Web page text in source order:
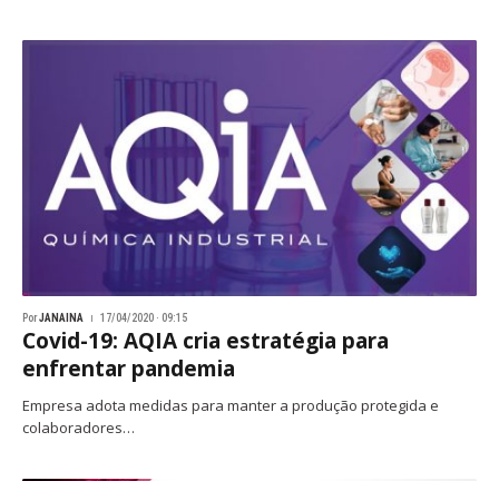
PorJANAINA 17/04/2020 · 09:15
Covid-19: AQIA cria estratégia para
enfrentar pandemia
Empresa adota medidas para manter a produção protegida e
colaboradores…